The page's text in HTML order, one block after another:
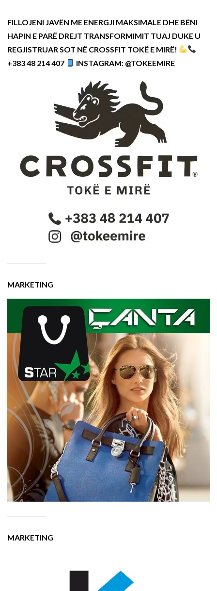
FILLOJENI JAVËN ME ENERGJI MAKSIMALE DHE BËNI
HAPIN E PARË DREJT TRANSFORMIMIT TUAJ DUKE U
REGJISTRUAR SOT NË CROSSFIT TOKË E MIRË!
+383 48 214 407
INSTAGRAM: @TOKEEMIRE
MARKETING
MARKETING